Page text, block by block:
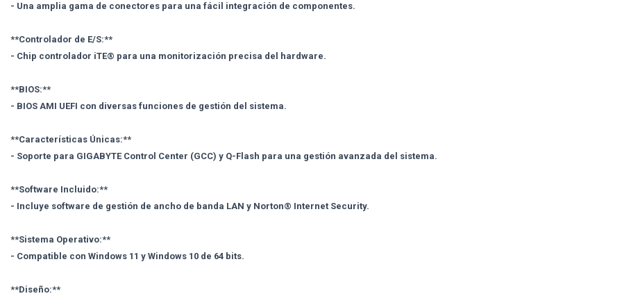
- Una amplia gama de conectores para una fácil integración de componentes.
**Controlador de E/S:**
- Chip controlador iTE® para una monitorización precisa del hardware.
**BIOS:**
- BIOS AMI UEFI con diversas funciones de gestión del sistema.
**Características Únicas:**
- Soporte para GIGABYTE Control Center (GCC) y Q-Flash para una gestión avanzada del sistema.
**Software Incluido:**
- Incluye software de gestión de ancho de banda LAN y Norton® Internet Security.
**Sistema Operativo:**
- Compatible con Windows 11 y Windows 10 de 64 bits.
**Diseño:**